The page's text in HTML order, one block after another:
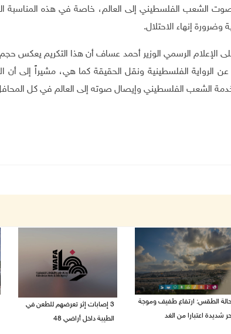
صوت الشعب الفلسطيني إلى العالم، خاصة في هذه المناسبة
وضرورة إنهاء الاحتلال.
الإعلام الرسمي الوزير أحمد عساف أن هذا التكريم يعكس حجم
عن الرواية الفلسطينية ونقل الحقيقة كما هي، مشيراً إلى
الشعب الفلسطيني وإيصال صوته إلى العالم في كل
حالة الطقس: ارتفاع طفيف وموجة
حر شديدة اعتبارا من الغد
3 إصابات إثر تعرضهم للطعن في
الطيبة داخل أراضي 48